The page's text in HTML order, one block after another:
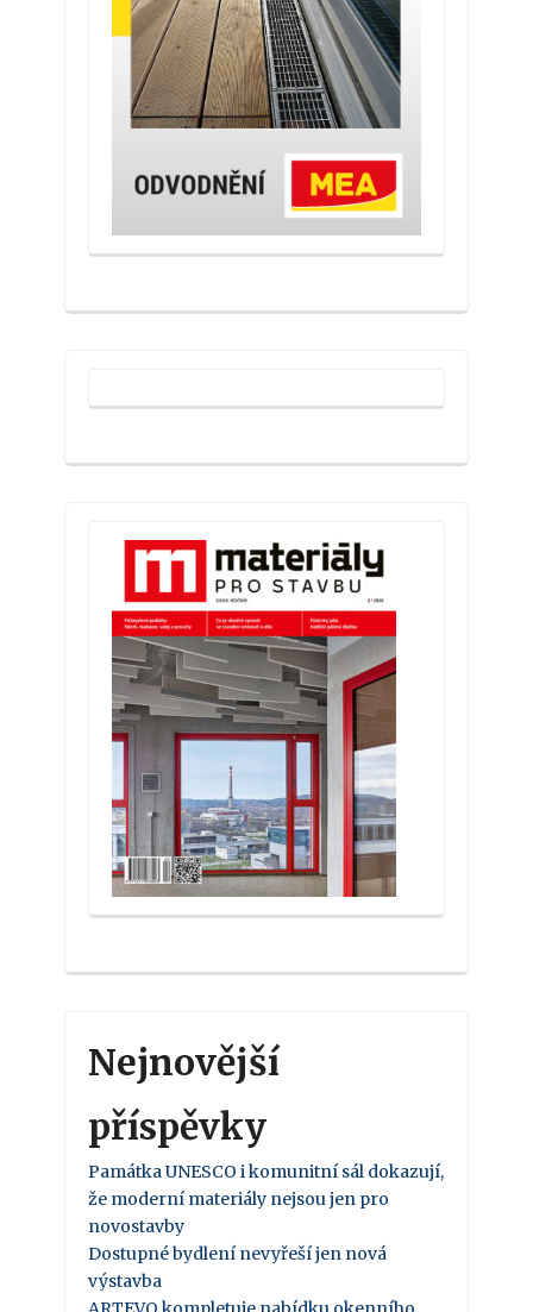
Nejnovější
příspěvky
Památka UNESCO i komunitní sál dokazují,
že moderní materiály nejsou jen pro
novostavby
Dostupné bydlení nevyřeší jen nová
výstavba